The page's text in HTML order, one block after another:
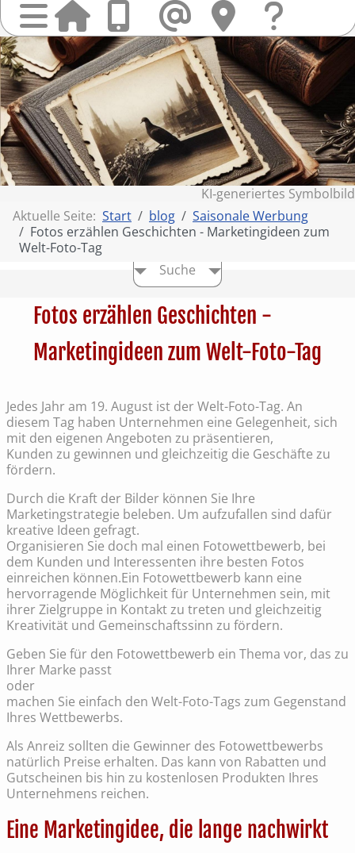
Anrufen
Mail
finden
Sie
uns
&
KI‑generiertes Symbolbild
Aktuelle Seite: Start blog
Saisonale Werbung
Fotos erzählen Geschichten - Marketingideen zum
Welt-Foto-Tag
Suche
Fotos erzählen Geschichten -
Marketingideen zum Welt-Foto-Tag
Jedes Jahr am 19. August ist der Welt-Foto-Tag. An
diesem Tag haben Unternehmen eine Gelegenheit, sich
mit den eigenen Angeboten zu präsentieren,
Kunden zu gewinnen und gleichzeitig die Geschäfte zu
fördern.
Durch die Kraft der Bilder können Sie Ihre
Marketingstrategie beleben. Um aufzufallen sind dafür
kreative Ideen gefragt.
Organisieren Sie doch mal einen Fotowettbewerb, bei
dem Kunden und Interessenten ihre besten Fotos
einreichen können.Ein Fotowettbewerb kann eine
hervorragende Möglichkeit für Unternehmen sein, mit
ihrer Zielgruppe in Kontakt zu treten und gleichzeitig
Kreativität und Gemeinschaftssinn zu fördern.
Geben Sie für den Fotowettbewerb ein Thema vor, das zu
Ihrer Marke passt
oder
machen Sie einfach den Welt-Foto-Tags zum Gegenstand
Ihres Wettbewerbs.
Als Anreiz sollten die Gewinner des Fotowettbewerbs
natürlich Preise erhalten. Das kann von Rabatten und
Gutscheinen bis hin zu kostenlosen Produkten Ihres
Unternehmens reichen.
Eine Marketingidee, die lange nachwirkt